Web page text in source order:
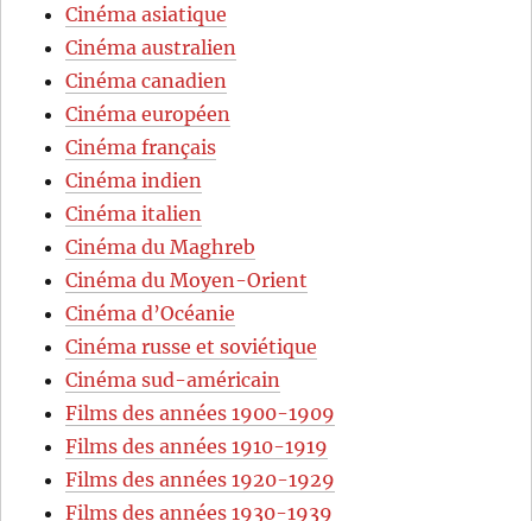
Cinéma asiatique
Cinéma australien
Cinéma canadien
Cinéma européen
Cinéma français
Cinéma indien
Cinéma italien
Cinéma du Maghreb
Cinéma du Moyen-Orient
Cinéma d’Océanie
Cinéma russe et soviétique
Cinéma sud-américain
Films des années 1900-1909
Films des années 1910-1919
Films des années 1920-1929
Films des années 1930-1939